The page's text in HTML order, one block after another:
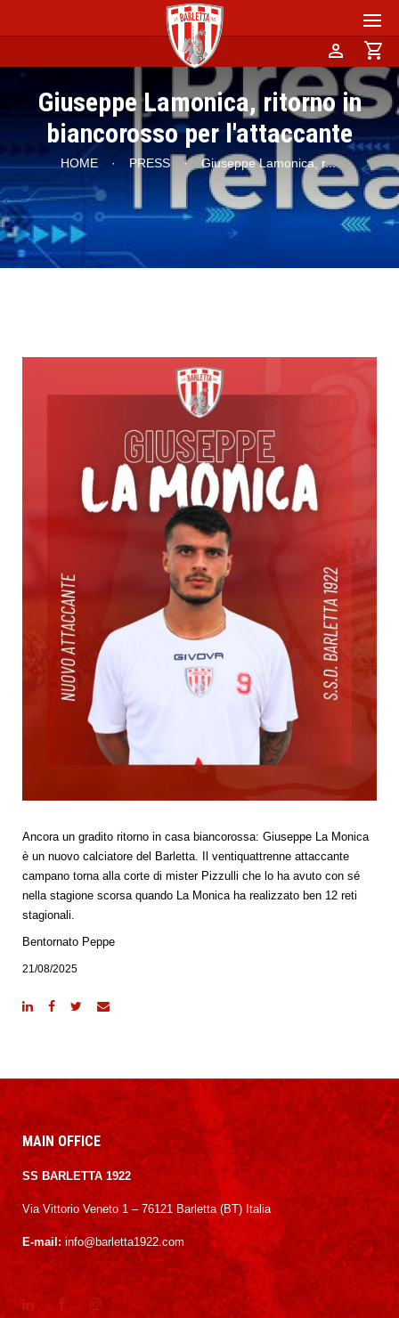
person shopping_cart
Giuseppe Lamonica, ritorno in
biancorosso per l'attaccante
HOME · PRESS · Giuseppe Lamonica, r...
Ancora un gradito ritorno in casa biancorossa: Giuseppe La Monica
è un nuovo calciatore del Barletta. Il ventiquattrenne attaccante
campano torna alla corte di mister Pizzulli che lo ha avuto con sé
nella stagione scorsa quando La Monica ha realizzato ben 12 reti
stagionali.
Bentornato Peppe
21/08/2025
MAIN OFFICE
SS BARLETTA 1922
Via Vittorio Veneto 1 – 76121 Barletta (BT) Italia
E-mail: info@barletta1922.com